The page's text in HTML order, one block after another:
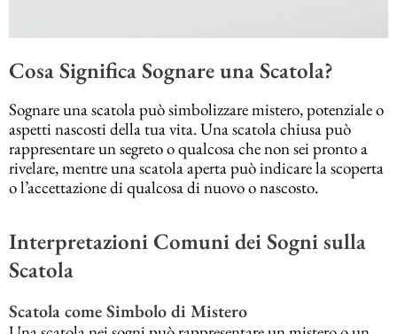
Cosa Significa Sognare una Scatola?
Sognare una scatola può simbolizzare mistero, potenziale o
aspetti nascosti della tua vita. Una scatola chiusa può
rappresentare un segreto o qualcosa che non sei pronto a
rivelare, mentre una scatola aperta può indicare la scoperta
o l’accettazione di qualcosa di nuovo o nascosto.
Interpretazioni Comuni dei Sogni sulla
Scatola
Scatola come Simbolo di Mistero